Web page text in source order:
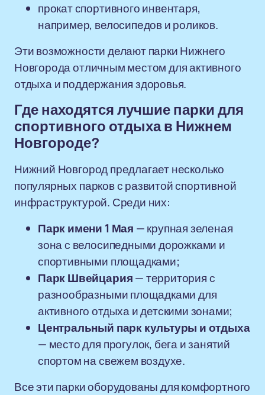
прокат спортивного инвентаря,
например, велосипедов и роликов.
Эти возможности делают парки Нижнего
Новгорода отличным местом для активного
отдыха и поддержания здоровья.
Где находятся лучшие парки для
спортивного отдыха в Нижнем
Новгороде?
Нижний Новгород предлагает несколько
популярных парков с развитой спортивной
инфраструктурой. Среди них:
Парк имени 1 Мая — крупная зеленая
зона с велосипедными дорожками и
спортивными площадками;
Парк Швейцария— территория с
разнообразными площадками для
активного отдыха и детскими зонами;
Центральный парк культуры и отдыха
— место для прогулок, бега и занятий
спортом на свежем воздухе.
Все эти парки оборудованы для комфортного